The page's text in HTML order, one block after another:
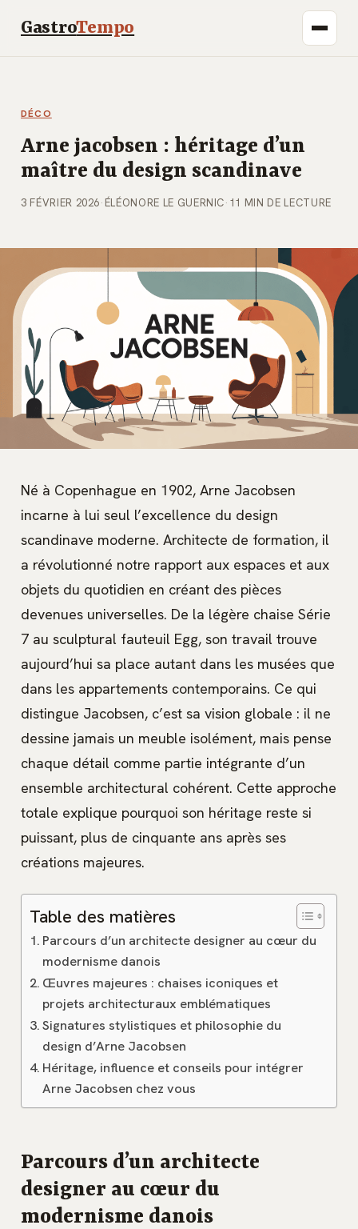
GastroTempo
DÉCO
Arne jacobsen : héritage d’un
maître du design scandinave
3 FÉVRIER 2026· ÉLÉONORE LE GUERNIC· 11 MIN DE LECTURE
Né à Copenhague en 1902, Arne Jacobsen
incarne à lui seul l’excellence du design
scandinave moderne. Architecte de formation, il
a révolutionné notre rapport aux espaces et aux
objets du quotidien en créant des pièces
devenues universelles. De la légère chaise Série
7 au sculptural fauteuil Egg, son travail trouve
aujourd’hui sa place autant dans les musées que
dans les appartements contemporains. Ce qui
distingue Jacobsen, c’est sa vision globale : il ne
dessine jamais un meuble isolément, mais pense
chaque détail comme partie intégrante d’un
ensemble architectural cohérent. Cette approche
totale explique pourquoi son héritage reste si
puissant, plus de cinquante ans après ses
créations majeures.
Table des matières
Parcours d’un architecte designer au cœur du
modernisme danois
Œuvres majeures : chaises iconiques et
projets architecturaux emblématiques
Signatures stylistiques et philosophie du
design d’Arne Jacobsen
Héritage, influence et conseils pour intégrer
Arne Jacobsen chez vous
Parcours d’un architecte
designer au cœur du
modernisme danois